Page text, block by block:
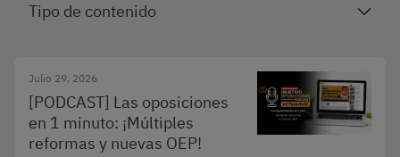
Tipo de contenido
Julio 29, 2026
[PODCAST] Las oposiciones
en 1 minuto: ¡Múltiples
reformas y nuevas OEP!